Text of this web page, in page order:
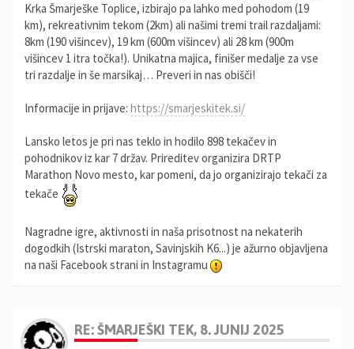
Krka Šmarješke Toplice, izbirajo pa lahko med pohodom (19
km), rekreativnim tekom (2km) ali našimi tremi trail razdaljami:
8km (190 višincev), 19 km (600m višincev) ali 28 km (900m
višincev 1 itra točka!). Unikatna majica, finišer medalje za vse
tri razdalje in še marsikaj… Preveri in nas obišči!
Informacije in prijave: https://smarjeskitek.si/
Lansko letos je pri nas teklo in hodilo 898 tekačev in
pohodnikov iz kar 7 držav. Prireditev organizira DRTP
Marathon Novo mesto, kar pomeni, da jo organizirajo tekači za
tekače
Nagradne igre, aktivnosti in naša prisotnost na nekaterih
dogodkih (Istrski maraton, Savinjskih K6...) je ažurno objavljena
na naši Facebook strani in Instagramu
RE: ŠMARJEŠKI TEK, 8. JUNIJ 2025